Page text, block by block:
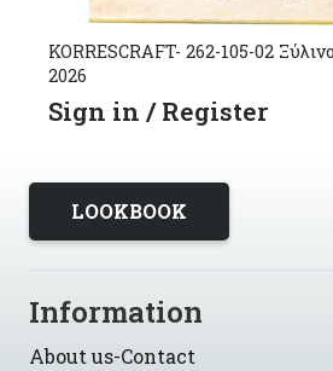
KORRESCRAFT- 262-105-02
2026
Sign in / Register
LOOKBOOK
Information
About us-Contact